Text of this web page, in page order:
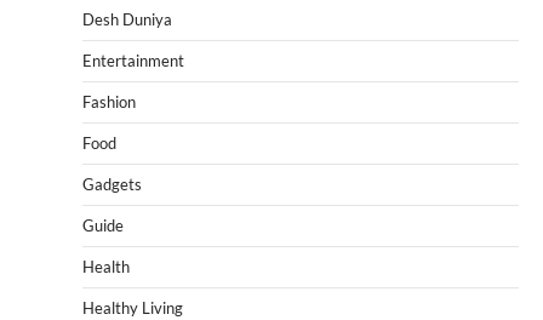
Desh Duniya
Entertainment
Fashion
Food
Gadgets
Guide
Health
Healthy Living